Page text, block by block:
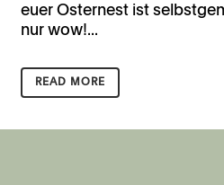
euer Osternest ist
nur wow!...
READ MORE